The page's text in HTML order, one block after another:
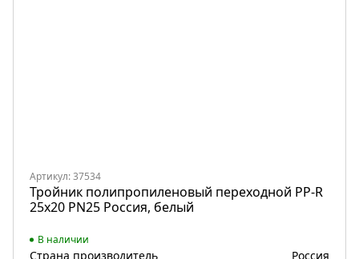
Артикул: 37534
Тройник полипропиленовый переходной PP-R
25х20 PN25 Россия, белый
В наличии
Страна производитель Россия